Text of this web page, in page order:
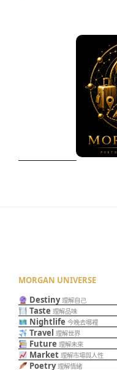
MORGAN UNIVERSE
Destiny 理解自己
Taste 理解品味
Nightlife 今晚去哪裡
Travel 理解世界
Future 理解未來
Market 理解市場與人性
Poetry 理解情緒